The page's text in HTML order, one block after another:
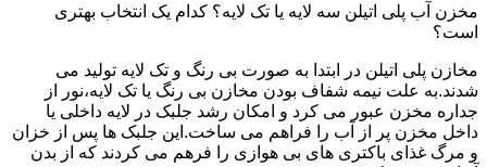
مخزن آب پلی اتیلن سه لایه یا تک لایه؟ کدام یک انتخاب بهتری
است؟
مخازن پلی اتیلن در ابتدا به صورت بی رنگ و تک لایه تولید می
شدند.به علت نیمه شفاف بودن مخازن بی رنگ یا تک لایه،نور از
جداره مخزن عبور می کرد و امکان رشد جلبک در لایه داخلی یا
داخل مخزن پر از آب را فراهم می ساخت.این جلبک ها پس از خزان
و مرگ غذای باکتری های بی هوازی را فرهم می کردند که از بدن